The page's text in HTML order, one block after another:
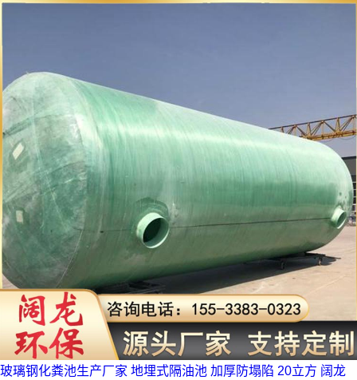
玻璃钢化粪池生产厂家 地埋式隔油池 加厚防塌陷 20立方 阔龙